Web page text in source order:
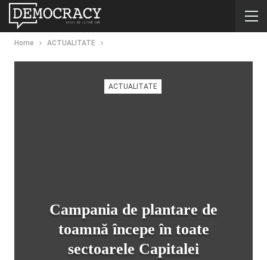
Home ACTUALITATE
ACTUALITATE
Campania de plantare de
toamnă începe în toate
sectoarele Capitalei